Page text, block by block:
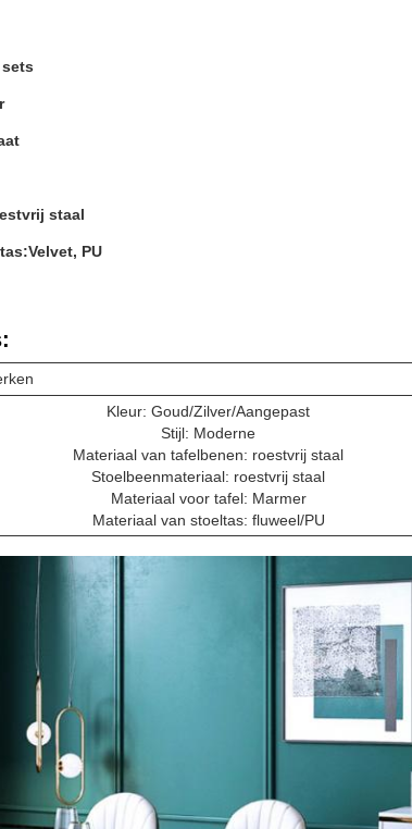
staal
Velvet, PU
Kleur: Goud/Zilver/Aangepast
Stijl: Moderne
Materiaal van tafelbenen: roestvrij staal
Stoelbeenmateriaal: roestvrij staal
Materiaal voor tafel: Marmer
Materiaal van stoeltas: fluweel/PU